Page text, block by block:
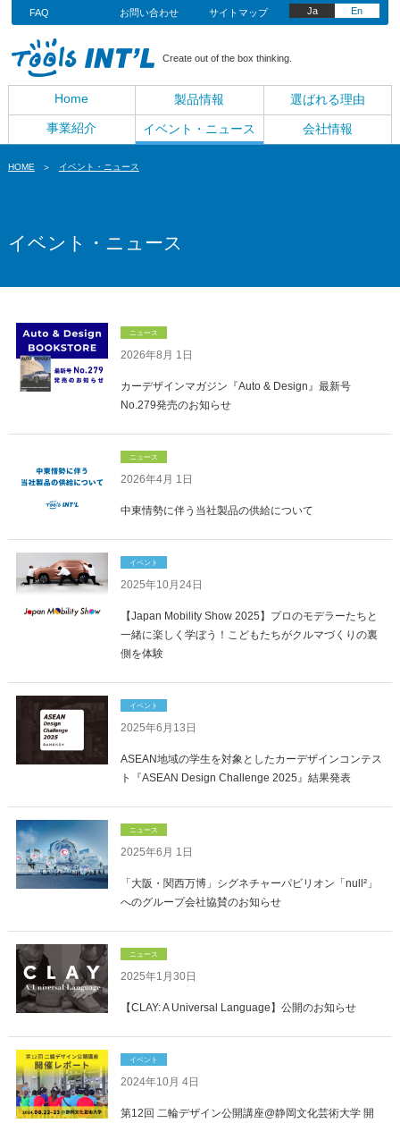
FAQ お問い合わせ サイトマップ Ja En
Create out of the box thinking.
Home 製品情報 選ばれる理由
事業紹介 イベント・ニュース 会社情報
HOME イベント・ニュース
イベント・ニュース
ニュース
2026年8月 1日
カーデザインマガジン『Auto & Design』最新号
No.279発売のお知らせ
ニュース
2026年4月 1日
中東情勢に伴う当社製品の供給について
イベント
2025年10月24日
【Japan Mobility Show 2025】プロのモデラーたちと
一緒に楽しく学ぼう！こどもたちがクルマづくりの裏
側を体験
イベント
2025年6月13日
ASEAN地域の学生を対象としたカーデザインコンテス
ト『ASEAN Design Challenge 2025』結果発表
ニュース
2025年6月 1日
「大阪・関西万博」シグネチャーパビリオン「null²」
へのグループ会社協賛のお知らせ
ニュース
2025年1月30日
【CLAY: A Universal Language】公開のお知らせ
イベント
2024年10月 4日
第12回 二輪デザイン公開講座@静岡文化芸術大学 開